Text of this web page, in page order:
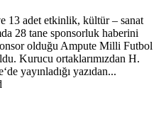
13 adet etkinlik, kültür – sanat
28 tane sponsorluk haberini
olduğu Ampute Milli Futbol
Kurucu ortaklarımızdan H.
yayınladığı yazıdan...